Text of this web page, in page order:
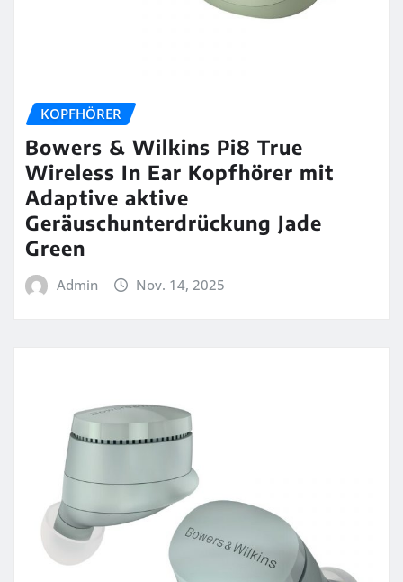
KOPFHÖRER
Bowers & Wilkins Pi8 True
Wireless In Ear Kopfhörer mit
Adaptive aktive
Geräuschunterdrückung Jade
Green
Admin Nov. 14, 2025